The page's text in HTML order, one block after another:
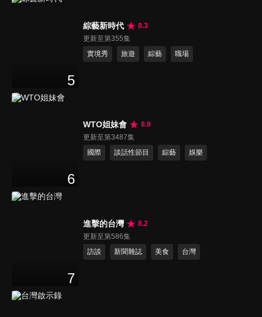
5
綜藝新時代
8.3
更新至第355集
實境秀
旅遊 綜藝 職場
6
WTO姐妹會
8.9
更新至第3487集
國際
談話性節目 綜藝 娛樂
7
進擊的台灣
8.2
更新至第586集
訪談
新聞雜誌 美食 台灣